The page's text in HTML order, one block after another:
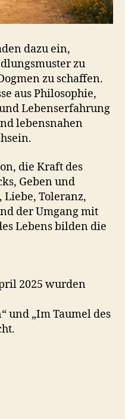
dazu ein,
zu
zu schaffen.
aus Philosophie,
Lebenserfahrung
lebensnahen
die Kraft des
Geben und
Toleranz,
der Umgang mit
Lebens bilden die
2025 wurden
und „Im Taumel des